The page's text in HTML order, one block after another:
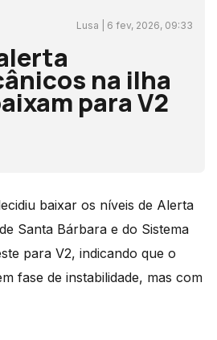
Lusa | 6 fev, 2026, 09:33
na ilha
para V2
baixar os níveis de Alerta
Santa Bárbara e do Sistema
para V2, indicando que o
fase de instabilidade, mas com